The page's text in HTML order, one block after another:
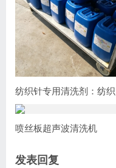
喷丝板超声波清洗机
发表回复